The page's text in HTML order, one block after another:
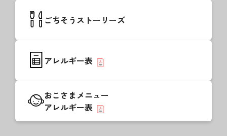
ごちそうストーリーズ
アレルギー表
おこさまメニュー
アレルギー表